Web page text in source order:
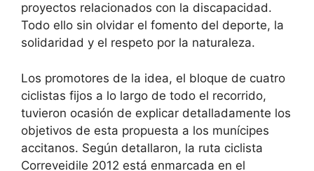
proyectos relacionados con la discapacidad.
Todo ello sin olvidar el fomento del deporte, la
solidaridad y el respeto por la naturaleza.
Los promotores de la idea, el bloque de cuatro
ciclistas fijos a lo largo de todo el recorrido,
tuvieron ocasión de explicar detalladamente los
objetivos de esta propuesta a los munícipes
accitanos. Según detallaron, la ruta ciclista
Correveidile 2012 está enmarcada en el